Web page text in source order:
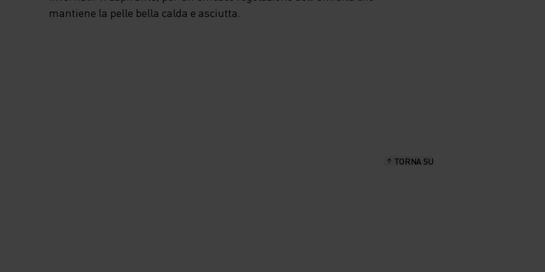
WARM ESSENTIALS DI
mantiene la pelle bella calda e asciutta.
TORNA SU